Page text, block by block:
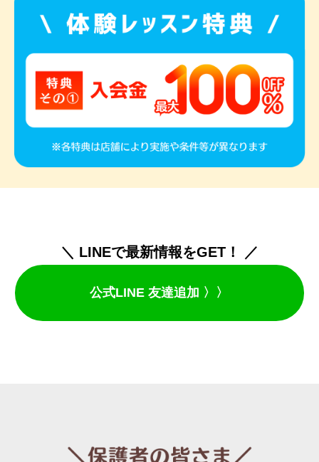
＼ LINEで最新情報をGET！ ／
公式LINE 友達追加 〉〉